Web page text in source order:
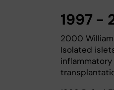
1997 -
2000
Isolated